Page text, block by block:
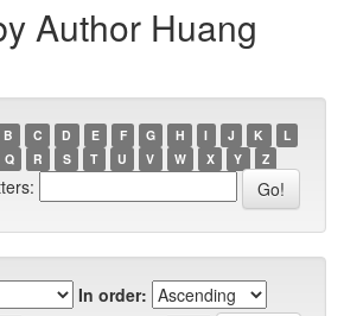
Author Huang
B C D E F G H I J K
L
Q R S T U V W X Y Z
In order: